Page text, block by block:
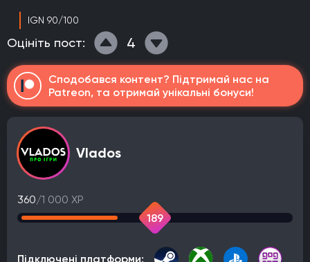
IGN 90/100
Оцініть пост: 4
Сподобався контент? Підтримай нас на
Patreon, та отримай унікальні бонуси!
Vlados
360/1 000 XP
189
Підключені платформи: